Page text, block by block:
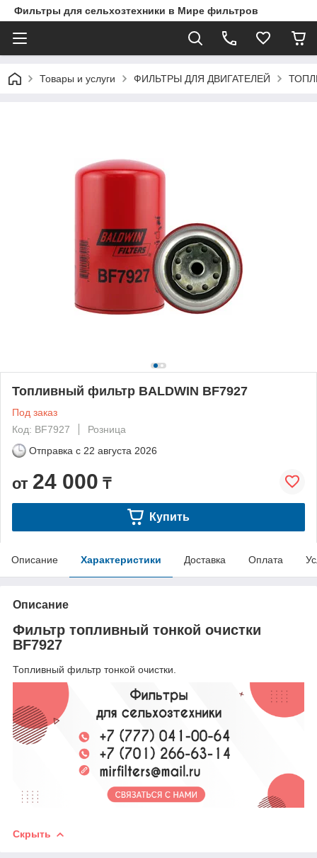
Фильтры для сельхозтехники в Мире фильтров
Товары и услуги ФИЛЬТРЫ ДЛЯ ДВИГАТЕЛЕЙ
Топливный фильтр BALDWIN BF7927
Под заказ
Код: BF7927
Розница
Отправка с 22 августа 2026
от 24 000 ₸
Купить
Описание Характеристики Доставка Оплата
Описание
Фильтр топливный тонкой очистки
BF7927
Топливный фильтр тонкой очистки.
Скрыть